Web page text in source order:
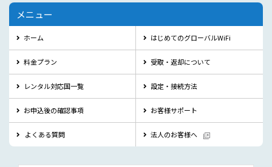
メニュー
ホーム はじめてのグローバルWiFi
料金プラン 受取・返却について
レンタル対応国一覧 設定・接続方法
お申込後の確認事項 お客様サポート
よくある質問 法人のお客様へ